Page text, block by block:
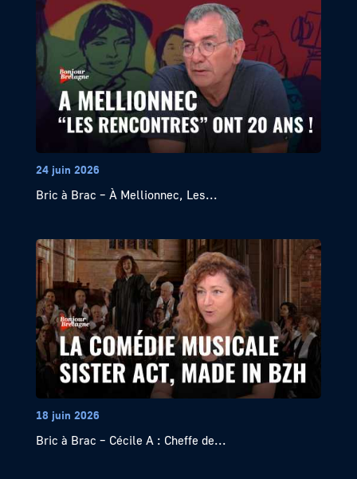
24 juin 2026
Bric à Brac – À Mellionnec, Les...
18 juin 2026
Bric à Brac – Cécile A : Cheffe de...